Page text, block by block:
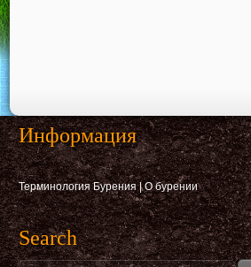
Информация
Терминология Бурения|О бурении
Search